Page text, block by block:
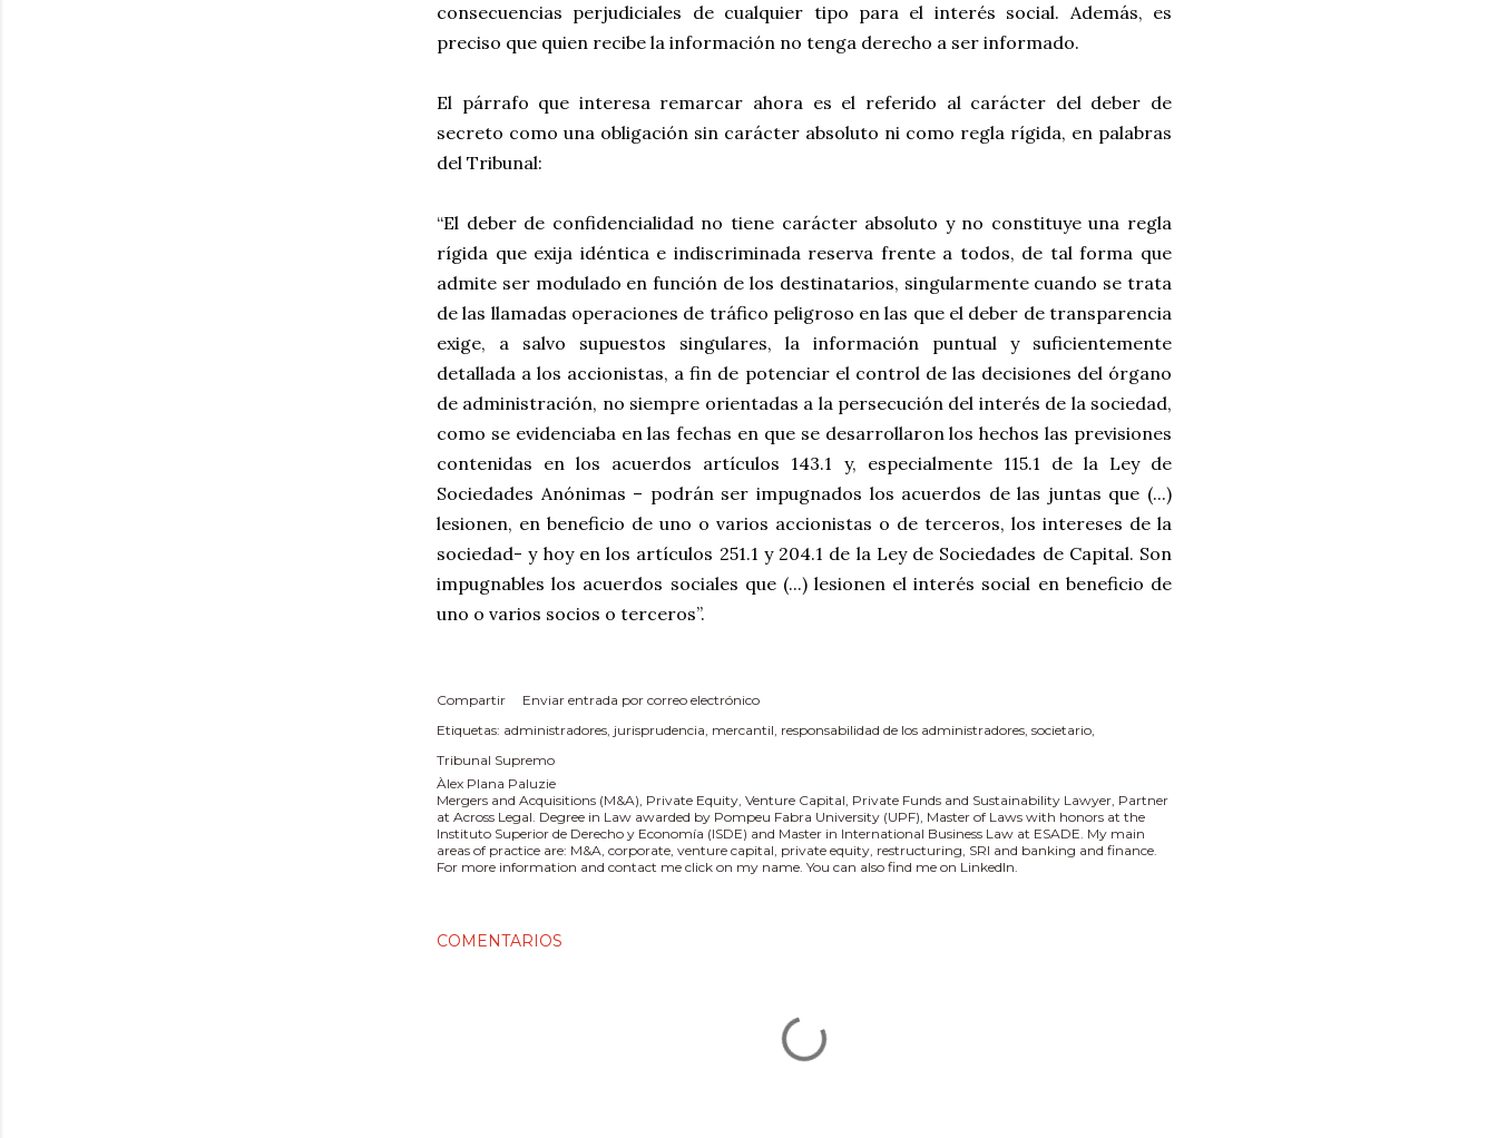
consecuencias perjudiciales de cualquier tipo para el interés social. Además, es
preciso que quien recibe la información no tenga derecho a ser informado.
El párrafo que interesa remarcar ahora es el referido al carácter del deber de
secreto como una obligación sin carácter absoluto ni como regla rígida, en palabras
del Tribunal:
“El deber de confidencialidad no tiene carácter absoluto y no constituye una regla
rígida que exija idéntica e indiscriminada reserva frente a todos, de tal forma que
admite ser modulado en función de los destinatarios, singularmente cuando se trata
de las llamadas operaciones de tráfico peligroso en las que el deber de transparencia
exige, a salvo supuestos singulares, la información puntual y suficientemente
detallada a los accionistas, a fin de potenciar el control de las decisiones del órgano
de administración, no siempre orientadas a la persecución del interés de la sociedad,
como se evidenciaba en las fechas en que se desarrollaron los hechos las previsiones
contenidas en los acuerdos artículos 143.1 y, especialmente 115.1 de la Ley de
Sociedades Anónimas – podrán ser impugnados los acuerdos de las juntas que (...)
lesionen, en beneficio de uno o varios accionistas o de terceros, los intereses de la
sociedad- y hoy en los artículos 251.1 y 204.1 de la Ley de Sociedades de Capital. Son
impugnables los acuerdos sociales que (...) lesionen el interés social en beneficio de
uno o varios socios o terceros”.
Compartir
Enviar entrada por correo electrónico
Etiquetas: administradores jurisprudencia mercantil responsabilidad de los administradores societario
Tribunal Supremo
Àlex Plana Paluzie
Mergers and Acquisitions (M&A), Private Equity, Venture Capital, Private Funds and Sustainability Lawyer, Partner
at Across Legal. Degree in Law awarded by Pompeu Fabra University (UPF), Master of Laws with honors at the
Instituto Superior de Derecho y Economía (ISDE) and Master in International Business Law at ESADE. My main
areas of practice are: M&A, corporate, venture capital, private equity, restructuring, SRI and banking and finance.
For more information and contact me click on my name. You can also find me on LinkedIn.
COMENTARIOS